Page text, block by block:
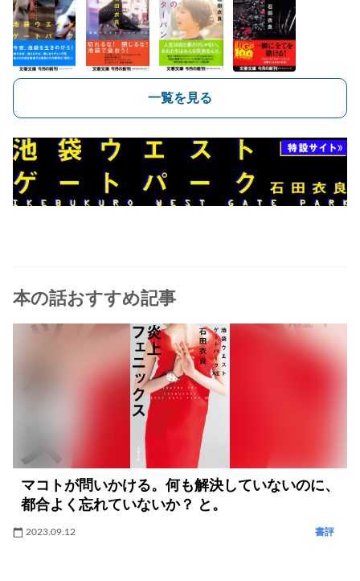
一覧を見る
本の話おすすめ記事
マコトが問いかける。何も解決していないのに、
都合よく忘れていないか？ と。
2023.09.12 書評